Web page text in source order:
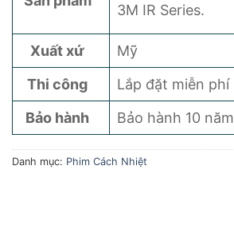
3M IR Series.
Xuất xứ
Mỹ
Thi công
Lắp đặt miễn phí
Bảo hành
Bảo hành 10 năm
Danh mục: Phim Cách Nhiệt